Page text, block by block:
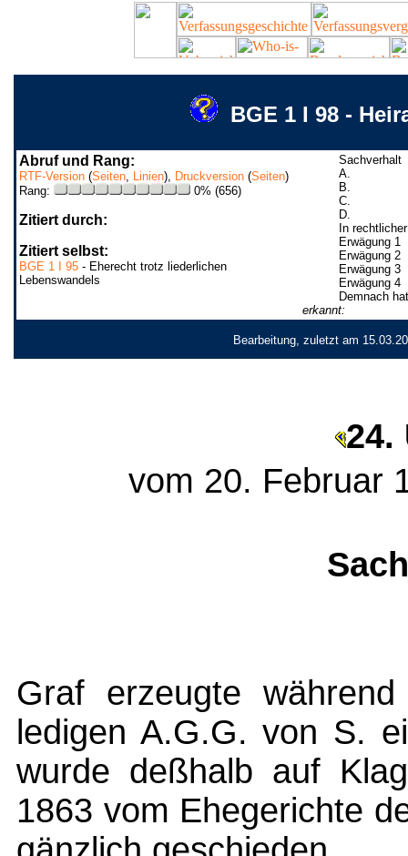
BGE 1 I 98 -
Abruf und Rang:
RTF-Version (Seiten, Linien), Druckversion (Seiten)
Rang:
0% (656)
Zitiert durch:
Zitiert selbst:
BGE 1 I 95 - Eherecht trotz liederlichen
Lebenswandels
Sachverhalt
A.
B.
C.
D.
In
Erwägung 1
Erwägung 2
Erwägung 3
Erwägung 4
Demnach
erkannt:
Bearbeitung, zuletzt am
24.
vom 20. Februar
Graf erzeugte
ledigen A.G.G. von S.
wurde deßhalb auf
1863 vom Ehegerichte